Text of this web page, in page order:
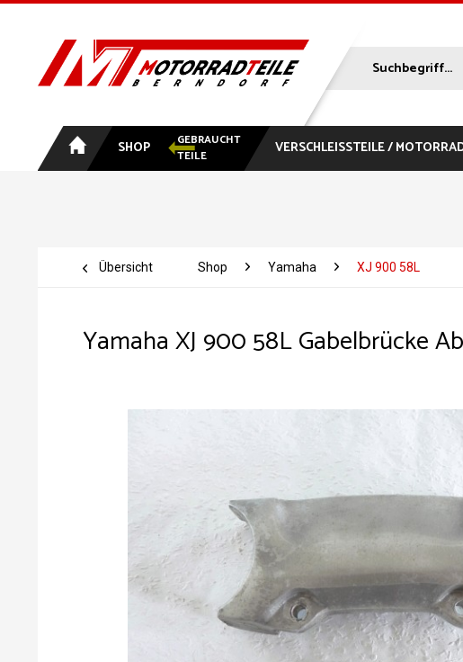
SHOP
GEBRAUCHT
TEILE
VERSCHLEISSTEILE /
Übersicht Shop Yamaha XJ 900 58L
Yamaha XJ 900 58L Gabelbrücke